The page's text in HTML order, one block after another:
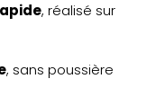
, réalisé sur
, sans poussière